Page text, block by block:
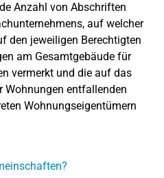
Anzahl von Abschriften
auf welcher
den jeweiligen Berechtigten
am Gesamtgebäude für
vermerkt und die auf das
Wohnungen entfallenden
Wohnungseigentümern